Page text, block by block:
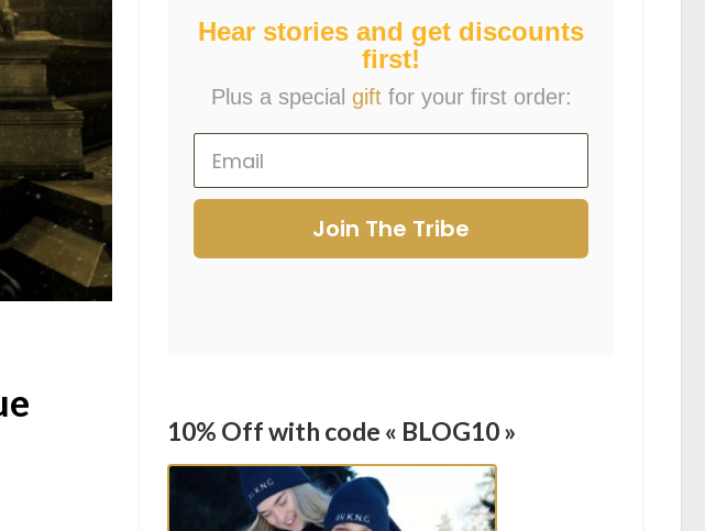
Hear stories and get discounts
first!
Plus a special gift for your first order:
Join The Tribe
10% Off with code « BLOG10 »